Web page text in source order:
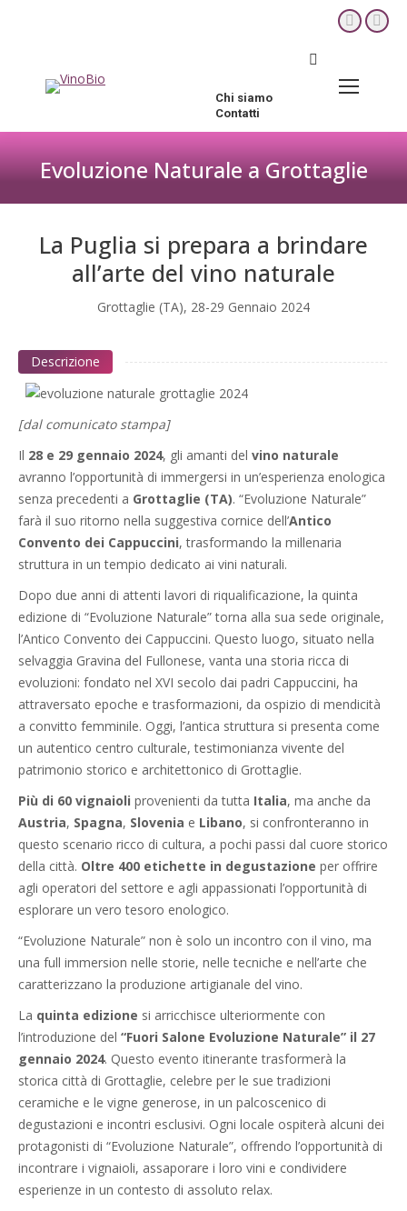
YouTube
in
window
Cerca:
Chi siamo
Contatti
Evoluzione Naturale a Grottaglie
La Puglia si prepara a brindare
all’arte del vino naturale
Grottaglie (TA), 28-29 Gennaio 2024
Descrizione
[dal comunicato stampa]
Il 28 e 29 gennaio 2024, gli amanti del vino naturale
avranno l’opportunità di immergersi in un’esperienza enologica
senza precedenti a Grottaglie (TA). “Evoluzione Naturale”
farà il suo ritorno nella suggestiva cornice dell’Antico
Convento dei Cappuccini, trasformando la millenaria
struttura in un tempio dedicato ai vini naturali.
Dopo due anni di attenti lavori di riqualificazione, la quinta
edizione di “Evoluzione Naturale” torna alla sua sede originale,
l’Antico Convento dei Cappuccini. Questo luogo, situato nella
selvaggia Gravina del Fullonese, vanta una storia ricca di
evoluzioni: fondato nel XVI secolo dai padri Cappuccini, ha
attraversato epoche e trasformazioni, da ospizio di mendicità
a convitto femminile. Oggi, l’antica struttura si presenta come
un autentico centro culturale, testimonianza vivente del
patrimonio storico e architettonico di Grottaglie.
Più di 60 vignaioli provenienti da tutta Italia, ma anche da
Austria, Spagna, Slovenia e Libano, si confronteranno in
questo scenario ricco di cultura, a pochi passi dal cuore storico
della città. Oltre 400 etichette in degustazione per offrire
agli operatori del settore e agli appassionati l’opportunità di
esplorare un vero tesoro enologico.
“Evoluzione Naturale” non è solo un incontro con il vino, ma
una full immersion nelle storie, nelle tecniche e nell’arte che
caratterizzano la produzione artigianale del vino.
La quinta edizione si arricchisce ulteriormente con
l’introduzione del “Fuori Salone Evoluzione Naturale” il 27
gennaio 2024. Questo evento itinerante trasformerà la
storica città di Grottaglie, celebre per le sue tradizioni
ceramiche e le vigne generose, in un palcoscenico di
degustazioni e incontri esclusivi. Ogni locale ospiterà alcuni dei
protagonisti di “Evoluzione Naturale”, offrendo l’opportunità di
incontrare i vignaioli, assaporare i loro vini e condividere
esperienze in un contesto di assoluto relax.